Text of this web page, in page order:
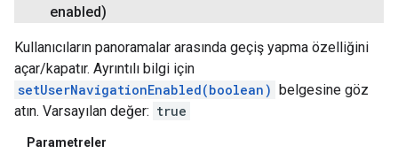
enabled)
Kullanıcıların panoramalar arasında geçiş yapma özelliğini
açar/kapatır. Ayrıntılı bilgi için
setUserNavigationEnabled(boolean) belgesine göz
atın. Varsayılan değer: true
Parametreler